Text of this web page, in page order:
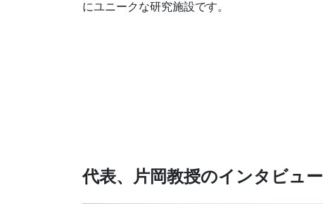
にユニークな研究施設です。
代表、片岡教授のインタビュー